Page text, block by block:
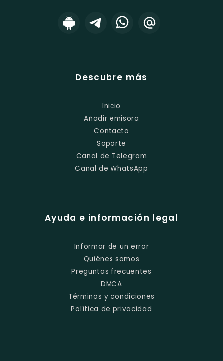
Descubre más
Inicio
Añadir emisora
Contacto
Soporte
Canal de Telegram
Canal de WhatsApp
Ayuda e información legal
Informar de un error
Quiénes somos
Preguntas frecuentes
DMCA
Términos y condiciones
Política de privacidad